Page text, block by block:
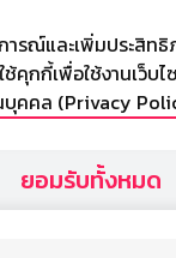
เกี่ยวกับเรา
ฬา ฟุตบอล ผลบอล ผลฟุ
ยูฟ่าแซมเปี้ยนส์ลีก พร้อม
รณ์และเพิ่มประสิทธิ
คุกกี้เพื่อใช้งานเว็บ
บุคคล (Privacy
ยอมรับทั้งหมด